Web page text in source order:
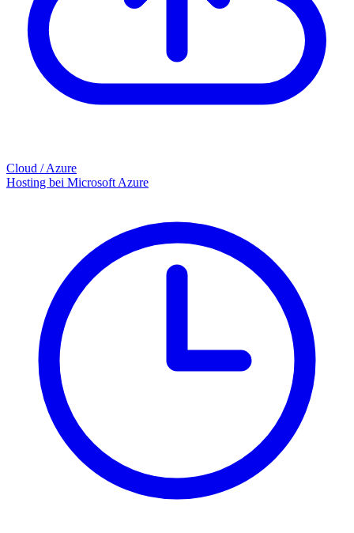
Cloud / Azure
Hosting bei Microsoft Azure